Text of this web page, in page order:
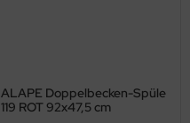
ALAPE Doppelbecken-Spüle
119 ROT 92x47,5 cm